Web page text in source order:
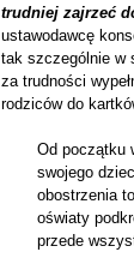
trudniej zajrzeć
ustawodawcę
tak szczególnie w
za trudności
rodziców do
Od początku
swojego
obostrzenia
oświaty
przede